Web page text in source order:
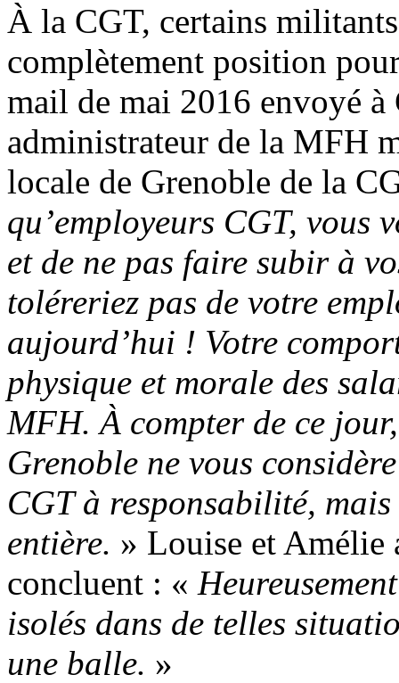
À la CGT, certains
complètement position
mail de mai 2016 envoyé à
administrateur de la MFH
locale de Grenoble de la
qu’employeurs CGT, vous
et de ne pas faire subir à
toléreriez pas de votre
aujourd’hui ! Votre
physique et morale des
MFH. À compter de ce
Grenoble ne vous
CGT à responsabilité,
entière. » Louise et Amélie
concluent : «
isolés dans de telles
une balle. »